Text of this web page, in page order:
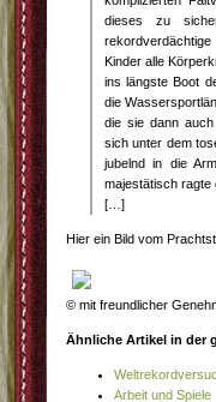
dieses zu
Kinder alle
ins längste Boot
die
die sie dann
sich unter dem
jubelnd in die
majestätisch ragte
[…]
Hier ein Bild vom
© mit freundlicher
Ähnliche Artikel in der
Arbeit und Spiele